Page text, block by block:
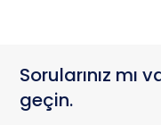
Sorularınız mı
geçin.